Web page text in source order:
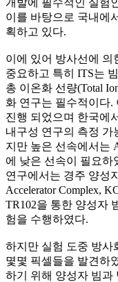
개발에 필수적인 실험
이를 바탕으로 국내에
획하고 있다.
이에 있어 방사선에 의
중요하고 특히 ITS는
총 이온화 선량(Total
화 연구는 필수적이다.
진행 되었으며 한국에
내구성 연구의 측정 가
지만 높은 선속에서는
에 낮은 선속이 필요하
연구에서는 경주 양성
Accelerator Complex,
TR102을 통한 양성자
험을 수행하였다.
하지만 실험 도중 방사
몇몇 픽셀들을 발견하
하기 위해 양성자 빔과